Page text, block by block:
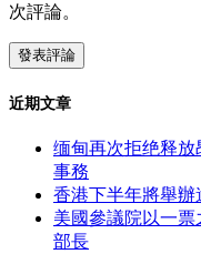
次評論。
近期文章
缅甸再次拒绝释
事務
香港下半年將舉辦
美國參議院以一
部長